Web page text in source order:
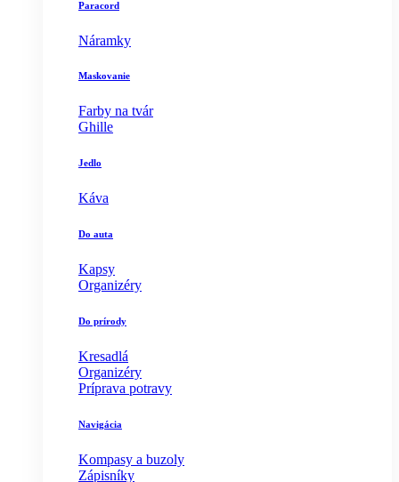
Paracord
Náramky
Maskovanie
Farby na tvár
Ghille
Jedlo
Káva
Do auta
Kapsy
Organizéry
Do prírody
Kresadlá
Organizéry
Príprava potravy
Navigácia
Kompasy a buzoly
Zápisníky